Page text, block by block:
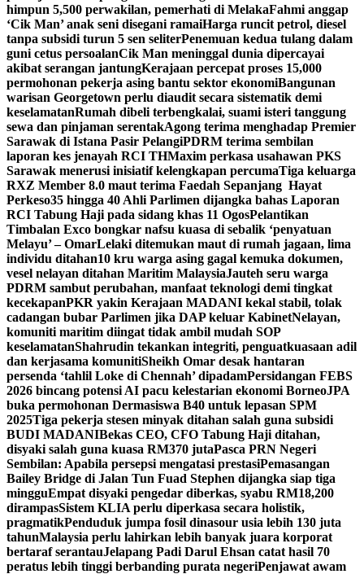
himpun 5,500 perwakilan, pemerhati di MelakaFahmi anggap
‘Cik Man’ anak seni disegani ramaiHarga runcit petrol, diesel
tanpa subsidi turun 5 sen seliterPenemuan kedua tulang dalam
guni cetus persoalanCik Man meninggal dunia dipercayai
akibat serangan jantungKerajaan percepat proses 15,000
permohonan pekerja asing bantu sektor ekonomiBangunan
warisan Georgetown perlu diaudit secara sistematik demi
keselamatanRumah dibeli terbengkalai, suami isteri tanggung
sewa dan pinjaman serentakAgong terima menghadap Premier
Sarawak di Istana Pasir PelangiPDRM terima sembilan
laporan kes jenayah RCI THMaxim perkasa usahawan PKS
Sarawak menerusi inisiatif kelengkapan percumaTiga keluarga
RXZ Member 8.0 maut terima Faedah Sepanjang Hayat
Perkeso35 hingga 40 Ahli Parlimen dijangka bahas Laporan
RCI Tabung Haji pada sidang khas 11 OgosPelantikan
Timbalan Exco bongkar nafsu kuasa di sebalik ‘penyatuan
Melayu’ – OmarLelaki ditemukan maut di rumah jagaan, lima
individu ditahan10 kru warga asing gagal kemuka dokumen,
vesel nelayan ditahan Maritim MalaysiaJauteh seru warga
PDRM sambut perubahan, manfaat teknologi demi tingkat
kecekapanPKR yakin Kerajaan MADANI kekal stabil, tolak
cadangan bubar Parlimen jika DAP keluar KabinetNelayan,
komuniti maritim diingat tidak ambil mudah SOP
keselamatanShahrudin tekankan integriti, penguatkuasaan adil
dan kerjasama komunitiSheikh Omar desak hantaran
persenda ‘tahlil Loke di Chennah’ dipadamPersidangan FEBS
2026 bincang potensi AI pacu kelestarian ekonomi BorneoJPA
buka permohonan Dermasiswa B40 untuk lepasan SPM
2025Tiga pekerja stesen minyak ditahan salah guna subsidi
BUDI MADANIBekas CEO, CFO Tabung Haji ditahan,
disyaki salah guna kuasa RM370 jutaPasca PRN Negeri
Sembilan: Apabila persepsi mengatasi prestasiPemasangan
Bailey Bridge di Jalan Tun Fuad Stephen dijangka siap tiga
mingguEmpat disyaki pengedar diberkas, syabu RM18,200
dirampasSistem KLIA perlu diperkasa secara holistik,
pragmatikPenduduk jumpa fosil dinasour usia lebih 130 juta
tahunMalaysia perlu lahirkan lebih banyak juara korporat
bertaraf serantauJelapang Padi Darul Ehsan catat hasil 70
peratus lebih tinggi berbanding purata negeriPenjawat awam